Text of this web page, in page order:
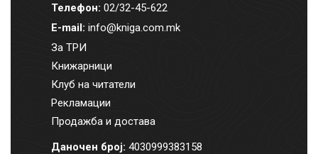
Телефон: 02/32-45-622
E-mail: info@kniga.com.mk
За ТРИ
Книжарници
Клуб на читатели
Рекламации
Продажба и достава
Даночен број: 4030999383158